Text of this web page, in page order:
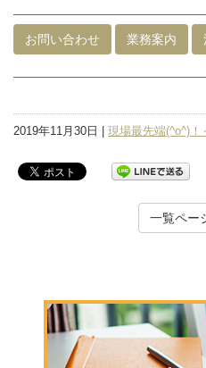
お問い合わせ 業務案内
2019年11月30日 | 現場最先端(^o^)！
一覧ペー